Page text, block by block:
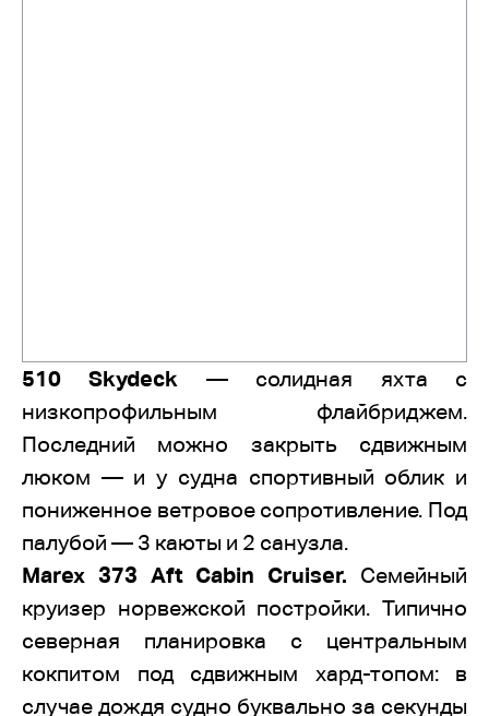
510 Skydeck — солидная яхта с
низкопрофильным флайбриджем.
Последний можно закрыть сдвижным
люком — и у судна спортивный облик и
пониженное ветровое сопротивление. Под
палубой — 3 каюты и 2 санузла.
Marex 373 Aft Cabin Cruiser. Семейный
круизер норвежской постройки. Типично
северная планировка с центральным
кокпитом под сдвижным хард-топом: в
случае дождя судно буквально за секунды